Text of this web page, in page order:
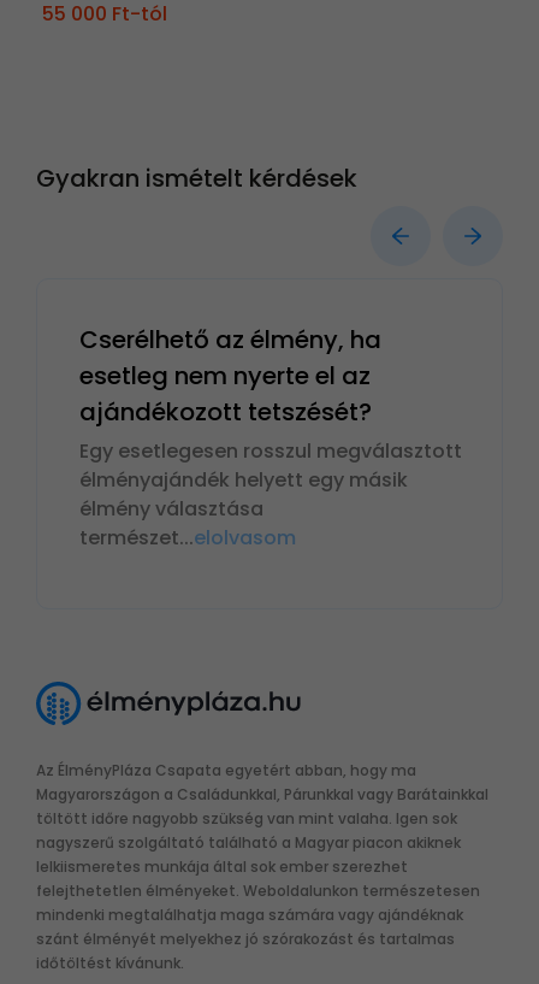
55 000 Ft-tól
Gyakran ismételt kérdések
Cserélhető az élmény, ha
esetleg nem nyerte el az
ajándékozott tetszését?
Egy esetlegesen rosszul megválasztott
élményajándék helyett egy másik
élmény választása
természet...elolvasom
Az ÉlményPláza Csapata egyetért abban, hogy ma
Magyarországon a Családunkkal, Párunkkal vagy Barátainkkal
töltött időre nagyobb szükség van mint valaha. Igen sok
nagyszerű szolgáltató található a Magyar piacon akiknek
lelkiismeretes munkája által sok ember szerezhet
felejthetetlen élményeket. Weboldalunkon természetesen
mindenki megtalálhatja maga számára vagy ajándéknak
szánt élményét melyekhez jó szórakozást és tartalmas
időtöltést kívánunk.